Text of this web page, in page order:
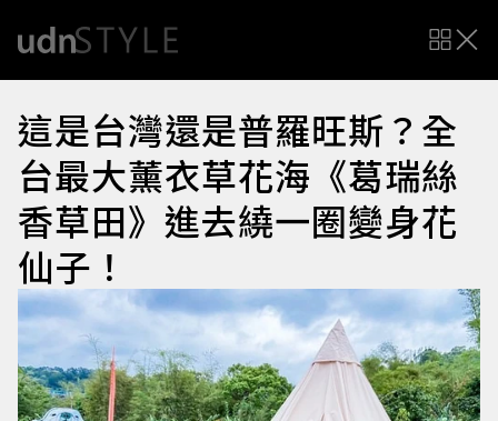
這是台灣還是普羅旺斯？全
台最大薰衣草花海《葛瑞絲
香草田》進去繞一圈變身花
仙子！